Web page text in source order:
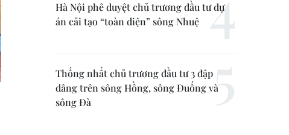
Hà Nội phê duyệt chủ trương đầu tư dự
án cải tạo “toàn diện” sông Nhuệ
Thống nhất chủ trương đầu tư 3 đập
dâng trên sông Hồng, sông Đuống và
sông Đà